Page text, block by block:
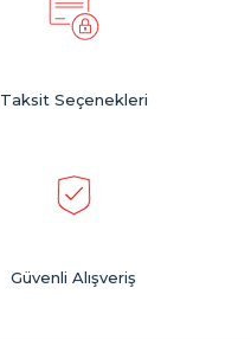
Taksit Seçenekleri
Güvenli Alışveriş